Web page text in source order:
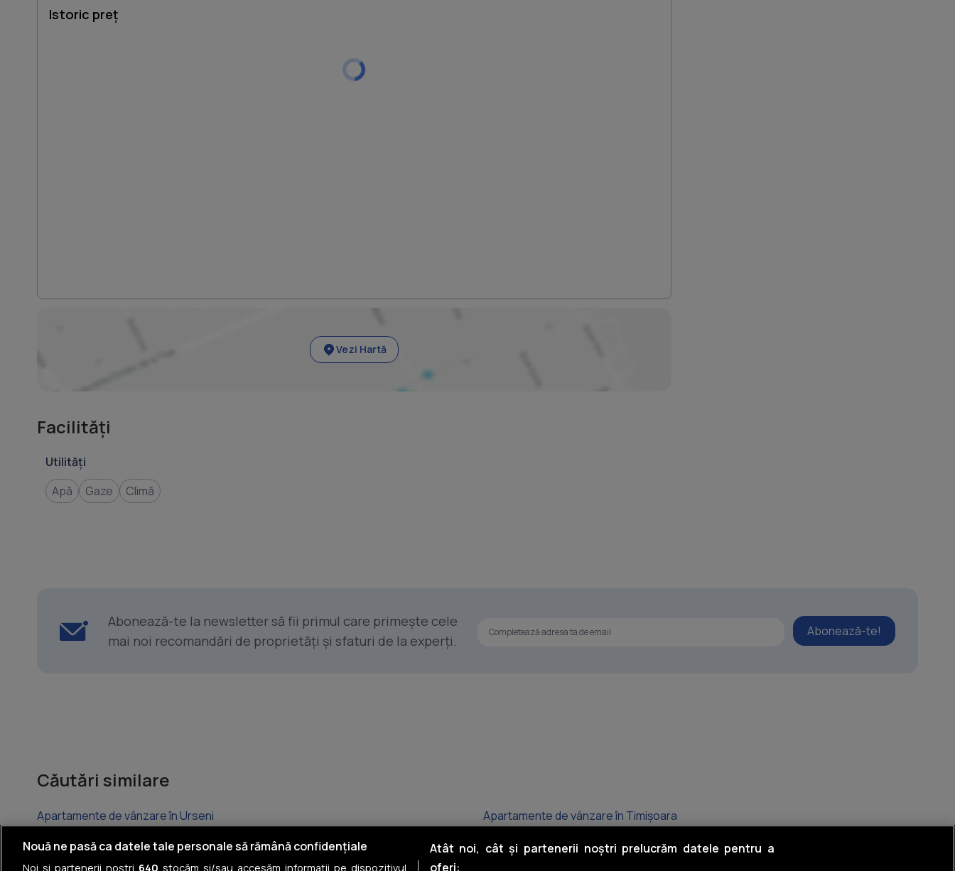
Istoric preț
Vezi Hartă
Facilități
Utilități
Apă
Gaze Climă
Abonează-te la newsletter să fii primul care primește cele
mai noi recomandări de proprietăți și sfaturi de la experți.
Abonează-te!
Căutări similare
Apartamente de vânzare în Urseni
Apartamente de vânzare în Timișoara
Apartamente de vânzare în Giroc
Apartamente de vânzare în Dumbrăvița
Nouă ne pasă ca datele tale personale să rămână confidențiale
Noi și partenerii noștri 640 stocăm și/sau accesăm informații pe dispozitivul
Atât noi, cât și partenerii noștri prelucrăm datele pentru a
oferi: